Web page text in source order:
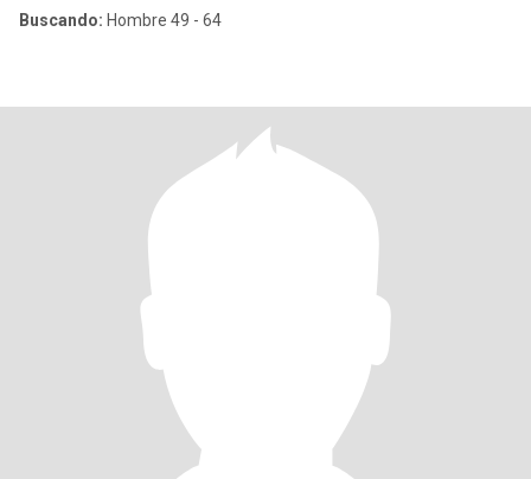
Buscando: Hombre 49 - 64